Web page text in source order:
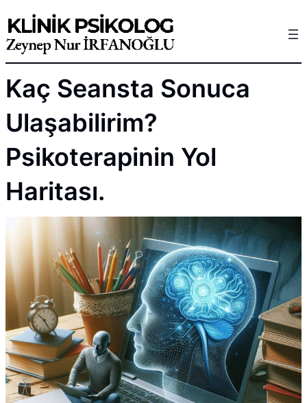
to
content
Kaç Seansta Sonuca
Ulaşabilirim?
Psikoterapinin Yol
Haritası.